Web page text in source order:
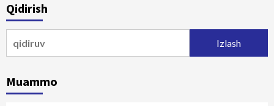
Qidirish
Muammo